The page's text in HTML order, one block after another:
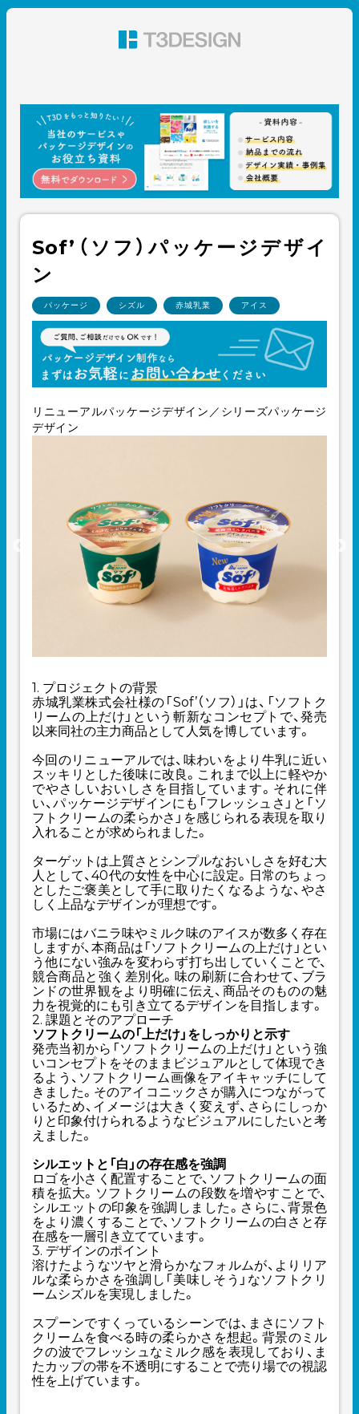
ン 株式会社T3デザイン
Sof’（ソフ）パッケージデザイ
ン
パッケージ シズル 赤城乳業 アイス
1. プロジェクトの背景
赤城乳業株式会社様の「Sof’（ソフ）」は、「ソフトク
リームの上だけ」という斬新なコンセプトで、発売
以来同社の主力商品として人気を博しています。
今回のリニューアルでは、味わいをより牛乳に近い
スッキリとした後味に改良。これまで以上に軽やか
でやさしいおいしさを目指しています。それに伴
い、パッケージデザインにも「フレッシュさ」と「ソ
フトクリームの柔らかさ」を感じられる表現を取り
入れることが求められました。
ターゲットは上質さとシンプルなおいしさを好む大
人として、40代の女性を中心に設定。日常のちょっ
としたご褒美として手に取りたくなるような、やさ
しく上品なデザインが理想です。
市場にはバニラ味やミルク味のアイスが数多く存在
しますが、本商品は「ソフトクリームの上だけ」とい
う他にない強みを変わらず打ち出していくことで、
競合商品と強く差別化。味の刷新に合わせて、ブラ
ンドの世界観をより明確に伝え、商品そのものの魅
力を視覚的にも引き立てるデザインを目指します。
リニューアルパッケージデザイン／シリーズパッケージ
デザイン
2. 課題とそのアプローチ
ソフトクリームの「上だけ」をしっかりと示す
発売当初から「ソフトクリームの上だけ」という強
いコンセプトをそのままビジュアルとして体現でき
るよう、ソフトクリーム画像をアイキャッチにして
きました。そのアイコニックさが購入につながって
いるため、イメージは大きく変えず、さらにしっか
りと印象付けられるようなビジュアルにしたいと考
えました。
シルエットと「白」の存在感を強調
ロゴを小さく配置することで、ソフトクリームの面
積を拡大。ソフトクリームの段数を増やすことで、
シルエットの印象を強調しました。さらに、背景色
をより濃くすることで、ソフトクリームの白さと存
在感を一層引き立てています。
3. デザインのポイント
溶けたようなツヤと滑らかなフォルムが、よりリア
ルな柔らかさを強調し「美味しそう」なソフトクリ
ームシズルを実現しました。
スプーンですくっているシーンでは、まさにソフト
クリームを食べる時の柔らかさを想起。背景のミル
クの波でフレッシュなミルク感を表現しており、ま
たカップの帯を不透明にすることで売り場での視認
性を上げています。